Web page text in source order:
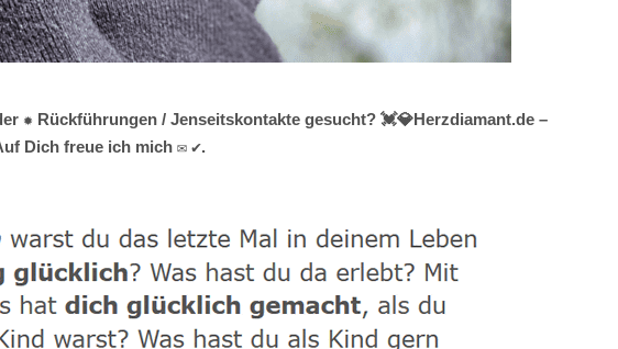
✹ Rückführungen / Jenseitskontakte gesucht? 💓️💎Herzdiamant.de –
Dich freue ich mich ✉ ✔.